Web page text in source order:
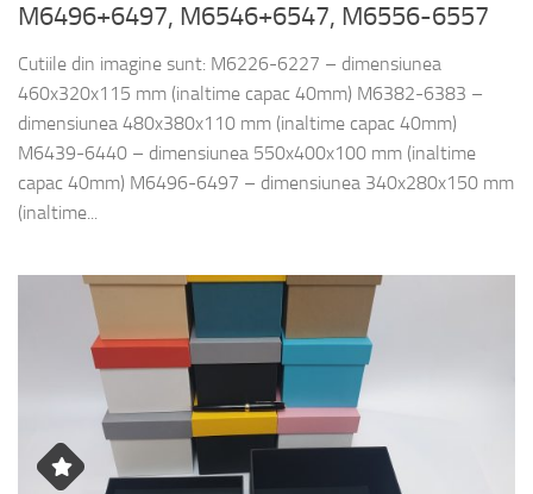
M6496+6497, M6546+6547, M6556-6557
Cutiile din imagine sunt: M6226-6227 – dimensiunea
460x320x115 mm (inaltime capac 40mm) M6382-6383 –
dimensiunea 480x380x110 mm (inaltime capac 40mm)
M6439-6440 – dimensiunea 550x400x100 mm (inaltime
capac 40mm) M6496-6497 – dimensiunea 340x280x150 mm
(inaltime...